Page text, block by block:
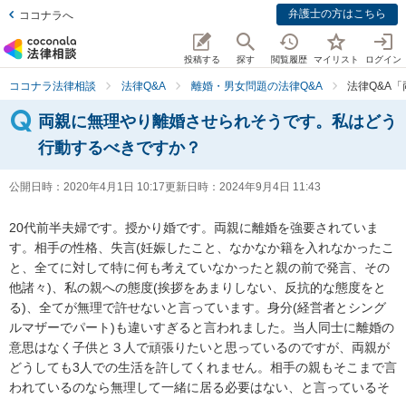
ココナラへ 弁護士の方はこちら
投稿する 探す 閲覧履歴 マイリスト ログイン
ココナラ法律相談 法律Q&A 離婚・男女問題の法律Q&A 法律Q&A
両親に無理やり離婚させられそうです。私はどう
行動するべきですか？
公開日時： 2020年4月1日 10:17更新日時： 2024年9月4日 11:43
20代前半夫婦です。授かり婚です。両親に離婚を強要されていま
す。相手の性格、失言(妊娠したこと、なかなか籍を入れなかったこ
と、全てに対して特に何も考えていなかったと親の前で発言、その
他諸々)、私の親への態度(挨拶をあまりしない、反抗的な態度をと
る)、全てが無理で許せないと言っています。身分(経営者とシング
ルマザーでパート)も違いすぎると言われました。当人同士に離婚の
意思はなく子供と３人で頑張りたいと思っているのですが、両親が
どうしても3人での生活を許してくれません。相手の親もそこまで言
われているのなら無理して一緒に居る必要はない、と言っているそ